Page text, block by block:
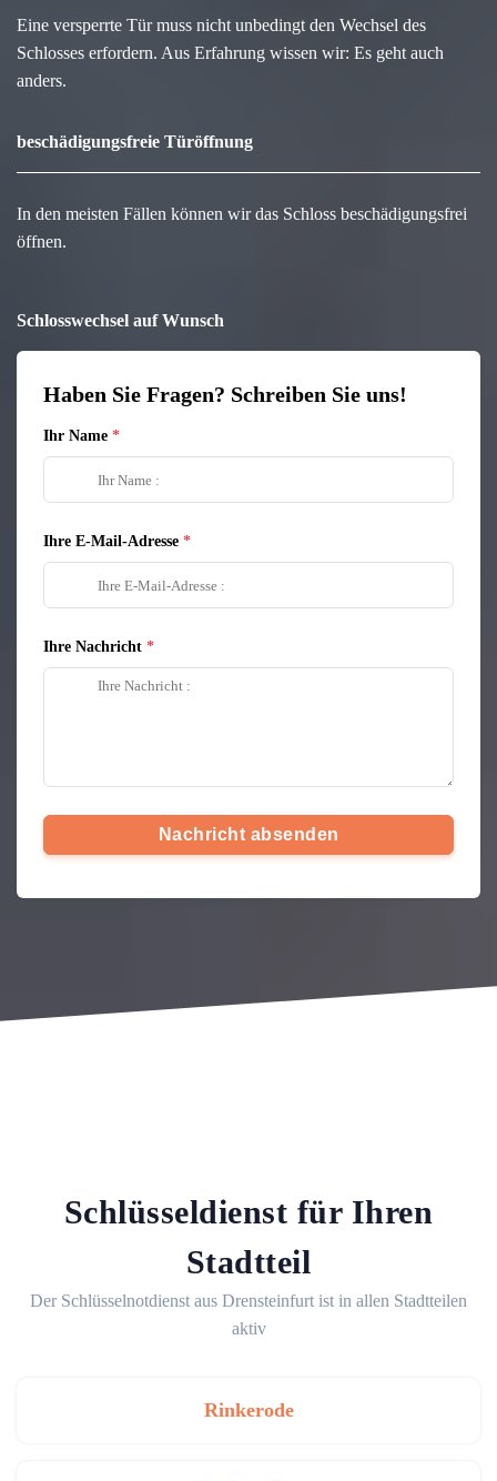
Eine versperrte Tür muss nicht unbedingt den Wechsel des
Schlosses erfordern. Aus Erfahrung wissen wir: Es geht auch
anders.
beschädigungsfreie Türöffnung
In den meisten Fällen können wir das Schloss beschädigungsfrei
öffnen.
Schlosswechsel auf Wunsch
Haben Sie Fragen? Schreiben Sie uns!
Ihr Name
Ihre E-Mail-Adresse
Ihre Nachricht
Nachricht absenden
Schlüsseldienst für Ihren
Stadtteil
Der Schlüsselnotdienst aus Drensteinfurt ist in allen Stadtteilen
aktiv
Rinkerode